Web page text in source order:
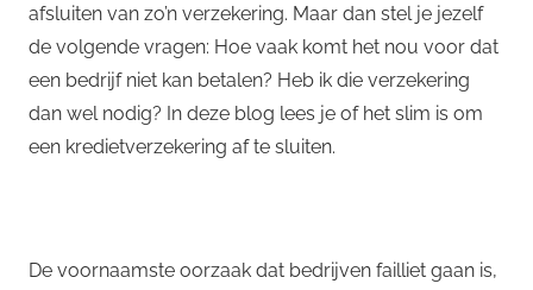
afsluiten van zo’n verzekering. Maar dan stel je jezelf
de volgende vragen: Hoe vaak komt het nou voor dat
een bedrijf niet kan betalen? Heb ik die verzekering
dan wel nodig? In deze blog lees je of het slim is om
een kredietverzekering af te sluiten.
De voornaamste oorzaak dat bedrijven failliet gaan is,